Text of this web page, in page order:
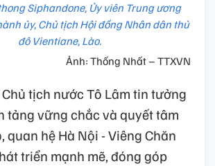
Siphandone, Ủy viên Trung ương
ủy, Chủ tịch Hội đồng Nhân dân thủ
đô Vientiane, Lào.
Ảnh: Thống Nhất – TTXVN
tịch nước Tô Lâm tin tưởng
tảng vững chắc và quyết tâm
quan hệ Hà Nội - Viêng Chăn
triển mạnh mẽ, đóng góp